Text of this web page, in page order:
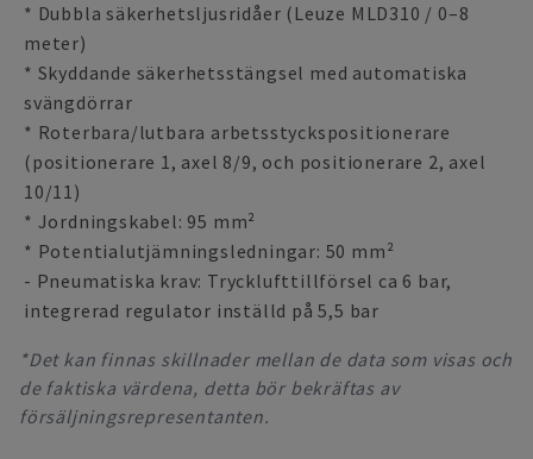
* Dubbla säkerhetsljusridåer (Leuze MLD310 / 0–8
meter)
* Skyddande säkerhetsstängsel med automatiska
svängdörrar
* Roterbara/lutbara arbetsstyckspositionerare
(positionerare 1, axel 8/9, och positionerare 2, axel
10/11)
* Jordningskabel: 95 mm²
* Potentialutjämningsledningar: 50 mm²
- Pneumatiska krav: Trycklufttillförsel ca 6 bar,
integrerad regulator inställd på 5,5 bar
*Det kan finnas skillnader mellan de data som visas och
de faktiska värdena, detta bör bekräftas av
försäljningsrepresentanten.